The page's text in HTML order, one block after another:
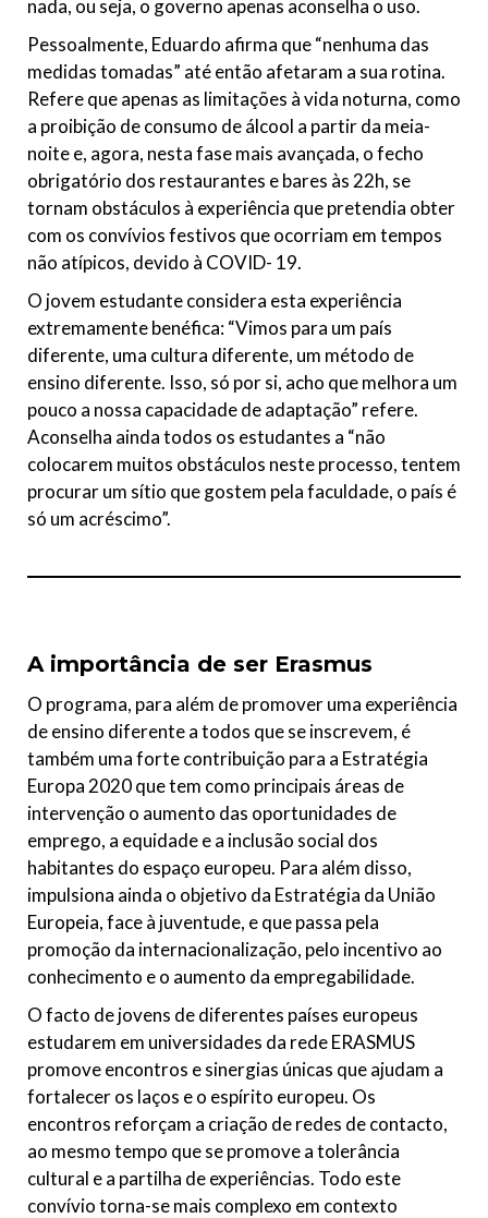
nada, ou seja, o governo apenas aconselha o uso.
Pessoalmente, Eduardo afirma que “nenhuma das
medidas tomadas” até então afetaram a sua rotina.
Refere que apenas as limitações à vida noturna, como
a proibição de consumo de álcool a partir da meia-
noite e, agora, nesta fase mais avançada, o fecho
obrigatório dos restaurantes e bares às 22h, se
tornam obstáculos à experiência que pretendia obter
com os convívios festivos que ocorriam em tempos
não atípicos, devido à COVID- 19.
O jovem estudante considera esta experiência
extremamente benéfica: “Vimos para um país
diferente, uma cultura diferente, um método de
ensino diferente. Isso, só por si, acho que melhora um
pouco a nossa capacidade de adaptação” refere.
Aconselha ainda todos os estudantes a “não
colocarem muitos obstáculos neste processo, tentem
procurar um sítio que gostem pela faculdade, o país é
só um acréscimo”.
A importância de ser Erasmus
O programa, para além de promover uma experiência
de ensino diferente a todos que se inscrevem, é
também uma forte contribuição para a Estratégia
Europa 2020 que tem como principais áreas de
intervenção o aumento das oportunidades de
emprego, a equidade e a inclusão social dos
habitantes do espaço europeu. Para além disso,
impulsiona ainda o objetivo da Estratégia da União
Europeia, face à juventude, e que passa pela
promoção da internacionalização, pelo incentivo ao
conhecimento e o aumento da empregabilidade.
O facto de jovens de diferentes países europeus
estudarem em universidades da rede ERASMUS
promove encontros e sinergias únicas que ajudam a
fortalecer os laços e o espírito europeu. Os
encontros reforçam a criação de redes de contacto,
ao mesmo tempo que se promove a tolerância
cultural e a partilha de experiências. Todo este
convívio torna-se mais complexo em contexto